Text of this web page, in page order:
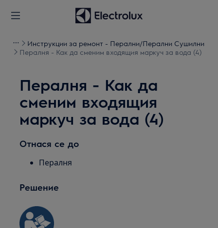
Инструкции за ремонт - Перални/Перални Сушилни
Пералня - Как да сменим входящия маркуч за вода (4)
Пералня - Как да
сменим входящия
маркуч за вода (4)
Отнася се до
Пералня
Решение